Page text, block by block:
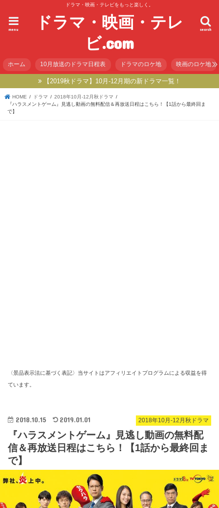
ドラマ・映画・テレビをもっと楽しく。
ドラマ・映画・テレ
ビ.com
search
menu
ホーム 10月放送のドラマ日程表 ドラマのロケ地 映画のロケ地
【2019秋ドラマ】10月-12月期の新ドラマ一覧！
HOME ドラマ
2018年10月-12月秋ドラマ
『ハラスメントゲーム』見逃し動画の無料配信＆再放送日程はこちら！【1話から最終回ま
で】
〈景品表示法に基づく表記〉当サイトはアフィリエイトプログラムによる収益を得
ています。
2018年10月-12月秋ドラマ
2018.10.15 2019.01.01
『ハラスメントゲーム』見逃し動画の無料配
信＆再放送日程はこちら！【1話から最終回ま
で】